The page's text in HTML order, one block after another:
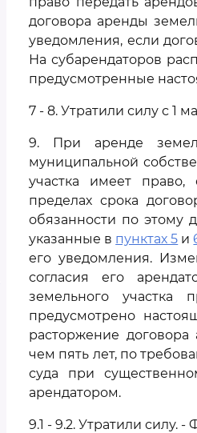
договора аренды
уведомления, если
На субарендаторов
предусмотренные
7 - 8. Утратили силу с 1
9. При аренде
муниципальной
участка имеет
пределах срока
обязанности по этому
указанные в пунктах 5 и
его уведомления.
согласия его
земельного
предусмотрено
расторжение
чем пять лет, по
суда при
арендатором.
9.1 - 9.2. Утратили силу.